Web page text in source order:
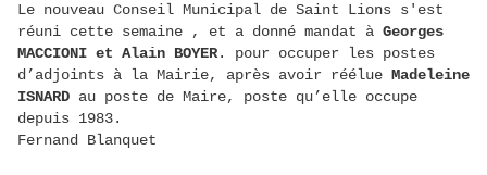
Le nouveau Conseil Municipal de Saint Lions s'est
réuni cette semaine , et a donné mandat à Georges
MACCIONI et Alain BOYER. pour occuper les postes
d’adjoints à la Mairie, après avoir réélue Madeleine
ISNARD au poste de Maire, poste qu’elle occupe
depuis 1983.
Fernand Blanquet